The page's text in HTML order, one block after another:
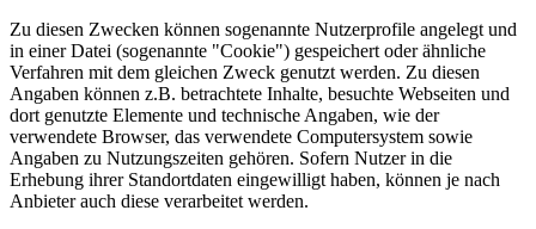
Zu diesen Zwecken können sogenannte Nutzerprofile angelegt und
in einer Datei (sogenannte "Cookie") gespeichert oder ähnliche
Verfahren mit dem gleichen Zweck genutzt werden. Zu diesen
Angaben können z.B. betrachtete Inhalte, besuchte Webseiten und
dort genutzte Elemente und technische Angaben, wie der
verwendete Browser, das verwendete Computersystem sowie
Angaben zu Nutzungszeiten gehören. Sofern Nutzer in die
Erhebung ihrer Standortdaten eingewilligt haben, können je nach
Anbieter auch diese verarbeitet werden.